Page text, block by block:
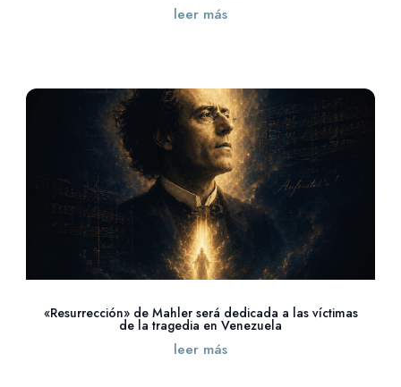
leer más
«Resurrección» de Mahler será dedicada a las víctimas
de la tragedia en Venezuela
leer más